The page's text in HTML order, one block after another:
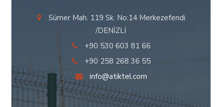
Sümer Mah. 119 Sk. No:14 Merkezefendi
/DENİZLİ
+90 530 603 81 66
+90 258 268 36 55
info@atiktel.com